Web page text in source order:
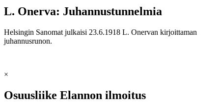
L. Onerva: Juhannustunnelmia
Helsingin Sanomat julkaisi 23.6.1918 L. Onervan kirjoittaman
juhannusrunon.
×
Osuusliike Elannon ilmoitus